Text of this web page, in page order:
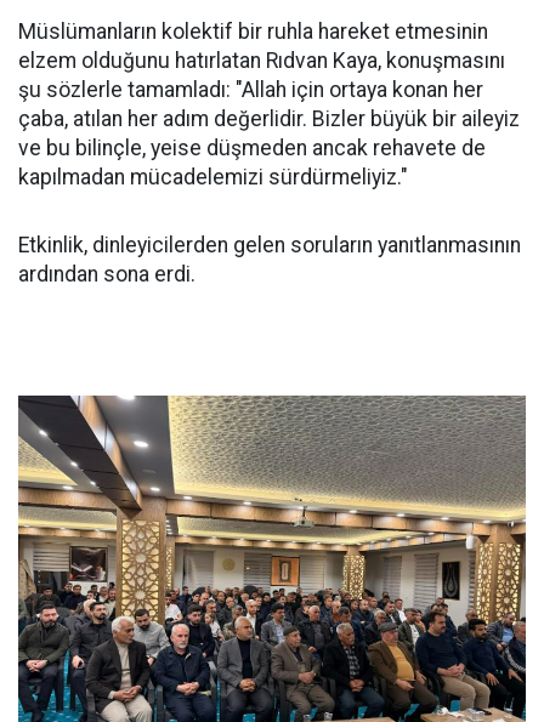
Müslümanların kolektif bir ruhla hareket etmesinin
elzem olduğunu hatırlatan Rıdvan Kaya, konuşmasını
şu sözlerle tamamladı: "Allah için ortaya konan her
çaba, atılan her adım değerlidir. Bizler büyük bir aileyiz
ve bu bilinçle, yeise düşmeden ancak rehavete de
kapılmadan mücadelemizi sürdürmeliyiz."
Etkinlik, dinleyicilerden gelen soruların yanıtlanmasının
ardından sona erdi.